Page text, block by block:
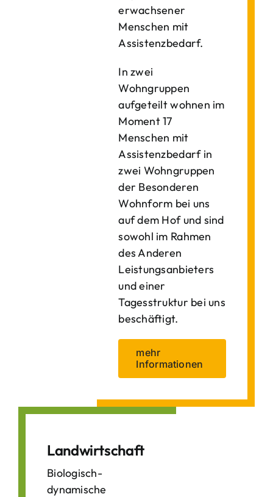
erwachsener
Menschen mit
Assistenzbedarf.
In zwei
Wohngruppen
aufgeteilt wohnen im
Moment 17
Menschen mit
Assistenzbedarf in
zwei Wohngruppen
der Besonderen
Wohnform bei uns
auf dem Hof und sind
sowohl im Rahmen
des Anderen
Leistungsanbieters
und einer
Tagesstruktur bei uns
beschäftigt.
mehr
Informationen
Landwirtschaft
Biologisch-
dynamische